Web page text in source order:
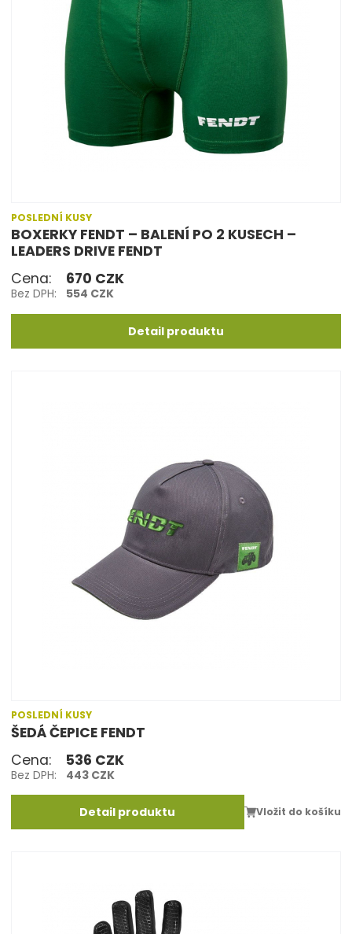
POSLEDNÍ KUSY
BOXERKY FENDT – BALENÍ PO 2 KUSECH –
LEADERS DRIVE FENDT
Cena:
670 CZK
Bez DPH: 554 CZK
Detail produktu
POSLEDNÍ KUSY
ŠEDÁ ČEPICE FENDT
Cena:
536 CZK
Bez DPH: 443 CZK
Detail produktu Vložit do košíku